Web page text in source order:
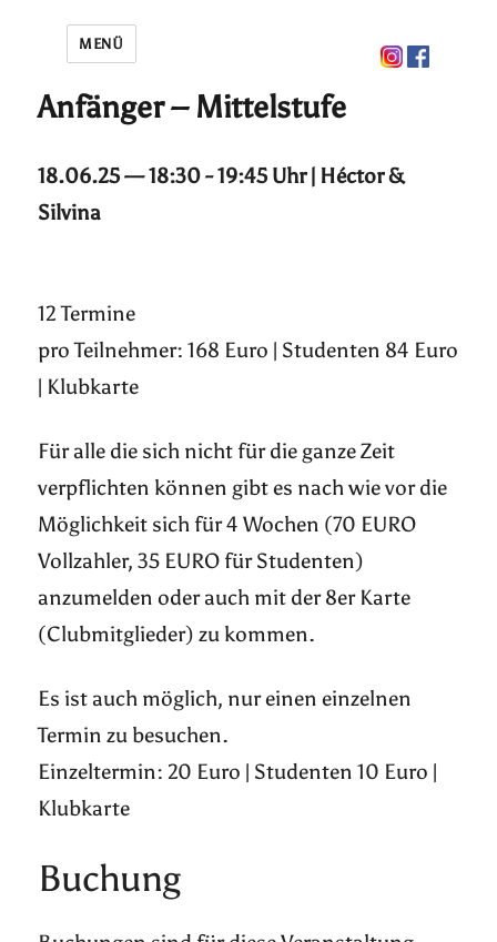
MENÜ
Anfänger – Mittelstufe
18.06.25 — 18:30 - 19:45 Uhr | Héctor &
Silvina
12 Termine
pro Teilnehmer: 168 Euro | Studenten 84 Euro
| Klubkarte
Für alle die sich nicht für die ganze Zeit
verpflichten können gibt es nach wie vor die
Möglichkeit sich für 4 Wochen (70 EURO
Vollzahler, 35 EURO für Studenten)
anzumelden oder auch mit der 8er Karte
(Clubmitglieder) zu kommen.
Es ist auch möglich, nur einen einzelnen
Termin zu besuchen.
Einzeltermin: 20 Euro | Studenten 10 Euro |
Klubkarte
Buchung